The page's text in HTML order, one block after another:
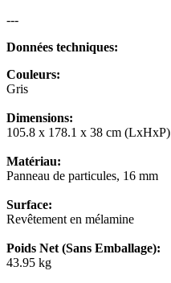
---
Données techniques:
Couleurs:
Gris
Dimensions:
105.8 x 178.1 x 38 cm (LxHxP)
Matériau:
Panneau de particules, 16 mm
Surface:
Revêtement en mélamine
Poids Net (Sans Emballage):
43.95 kg